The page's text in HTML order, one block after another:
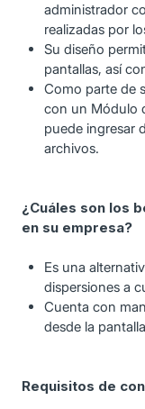
administrador
realizadas por
Su diseño
pantallas, así
Como parte de
con un Módulo
puede ingresar
archivos.
¿Cuáles son los
en su empresa?
Es una
dispersiones a
Cuenta con
desde la
Requisitos de